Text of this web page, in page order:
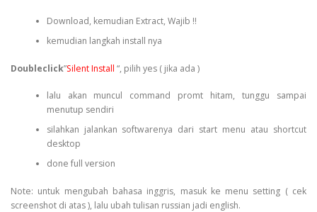
Download, kemudian Extract, Wajib !!
kemudian langkah install nya
Doubleclick”Silent Install “, pilih yes ( jika ada )
lalu akan muncul command promt hitam, tunggu sampai
menutup sendiri
silahkan jalankan softwarenya dari start menu atau shortcut
desktop
done full version
Note: untuk mengubah bahasa inggris, masuk ke menu setting ( cek
screenshot di atas ), lalu ubah tulisan russian jadi english.